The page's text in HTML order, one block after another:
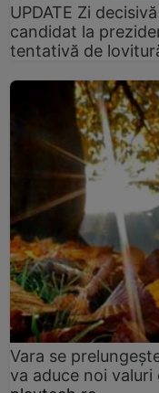
UPDATE Zi
candidat la
tentativă de
Vara se
va aduce noi